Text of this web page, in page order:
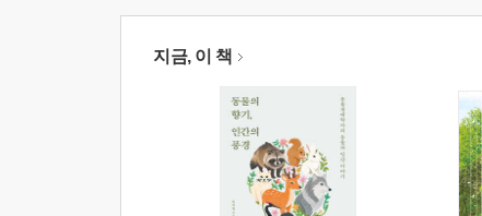
지금, 이 책